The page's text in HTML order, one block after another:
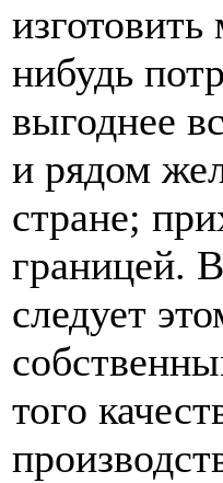
нибудь
выгоднее
и рядом
стране;
границей.
следует
того